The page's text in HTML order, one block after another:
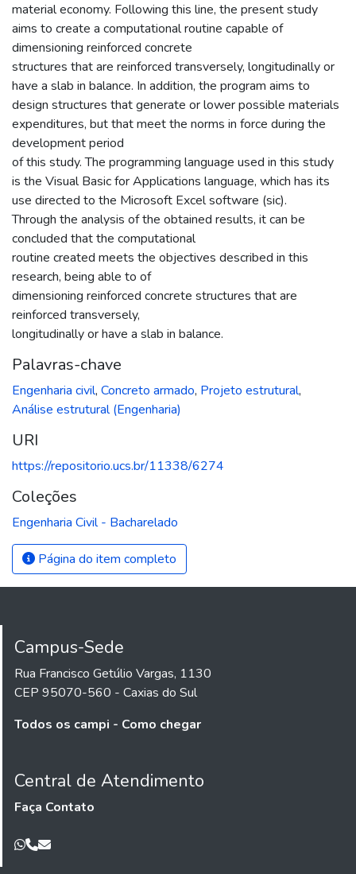
material economy. Following this line, the present study
aims to create a computational routine capable of
dimensioning reinforced concrete
structures that are reinforced transversely, longitudinally or
have a slab in balance. In addition, the program aims to
design structures that generate or lower possible materials
expenditures, but that meet the norms in force during the
development period
of this study. The programming language used in this study
is the Visual Basic for Applications language, which has its
use directed to the Microsoft Excel software (sic).
Through the analysis of the obtained results, it can be
concluded that the computational
routine created meets the objectives described in this
research, being able to of
dimensioning reinforced concrete structures that are
reinforced transversely,
longitudinally or have a slab in balance.
Palavras-chave
Engenharia civil, Concreto armado, Projeto estrutural,
Análise estrutural (Engenharia)
URI
https://repositorio.ucs.br/11338/6274
Coleções
Engenharia Civil - Bacharelado
Página do item completo
Campus-Sede
Rua Francisco Getúlio Vargas, 1130
CEP 95070-560 - Caxias do Sul
Todos os campi - Como chegar
Central de Atendimento
Faça Contato